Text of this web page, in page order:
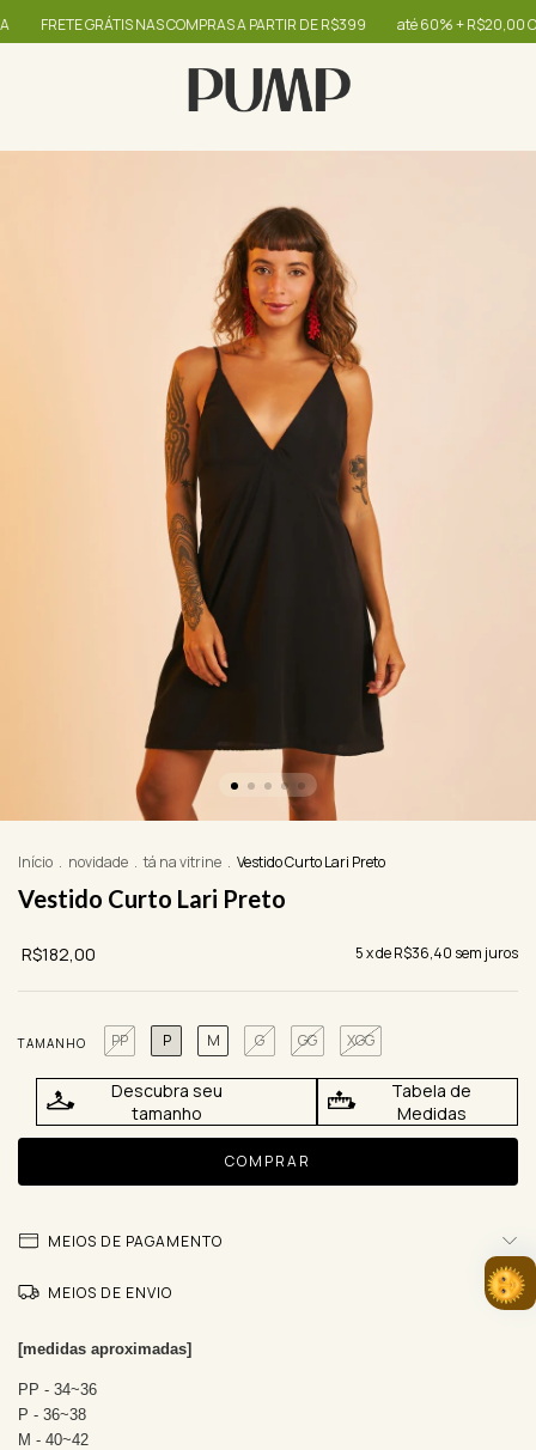
GRÁTIS NAS COMPRAS A PARTIR DE R$399 até 60% + R$20,00 OFF -
Início . novidade . tá na vitrine . Vestido Curto Lari Preto
Vestido Curto Lari Preto
R$182,00 5x deR$36,40 sem juros
TAMANHO PP P M G GG XGG
Descubra seu
tamanho
Tabela de
Medidas
MEIOS DE PAGAMENTO
MEIOS DE ENVIO
[medidas aproximadas]
PP - 34~36
P - 36~38
M - 40~42